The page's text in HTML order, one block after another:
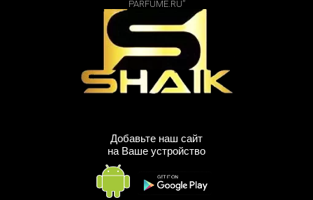
PARFUME.RU”
Добавьте наш сайт
на Ваше устройство